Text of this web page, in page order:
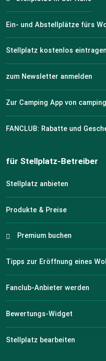
Ein- und Abstellplätze fürs
Stellplatz kostenlos eintragen
zum Newsletter anmelden
Zur Camping App von
FANCLUB: Rabatte und
für Stellplatz-Betreiber
Stellplatz anbieten
Produkte & Preise
Premium buchen
Tipps zur Eröffnung eines
Fanclub-Anbieter werden
Bewertungs-Widget
Stellplatz bearbeiten